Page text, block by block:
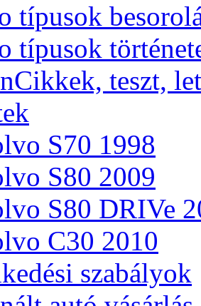
típusok
típusok
Cikkek, teszt,
S70 1998
S80 2009
S80 DRIVe
C30 2010
szabályok